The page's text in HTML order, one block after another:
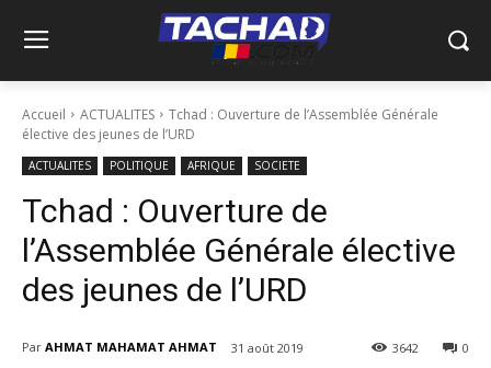
Accueil ACTUALITES
Tchad : Ouverture de l’Assemblée Générale
élective des jeunes de l’URD
ACTUALITES POLITIQUE AFRIQUE SOCIETE
Tchad : Ouverture de
l’Assemblée Générale élective
des jeunes de l’URD
Par AHMAT MAHAMAT AHMAT 31 août 2019 0
3642